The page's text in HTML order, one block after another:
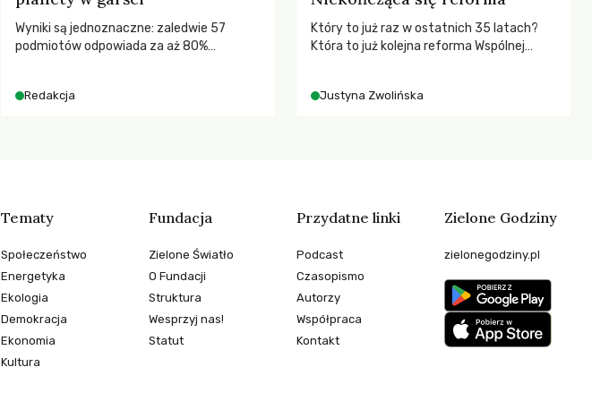
Wyniki są jednoznaczne: zaledwie 57
podmiotów odpowiada za aż 80%
Redakcja
Który to już raz w ostatnich 35 latach?
Która to już kolejna reforma Wspólnej
społeczne?
Justyna Zwolińska
Tematy
Społeczeństwo
Energetyka
Ekologia
Demokracja
Ekonomia
Kultura
Fundacja
Zielone Światło
O Fundacji
Struktura
Wesprzyj nas!
Statut
Przydatne linki
Podcast
Czasopismo
Autorzy
Współpraca
Kontakt
Zielone Godziny
zielonegodziny.pl